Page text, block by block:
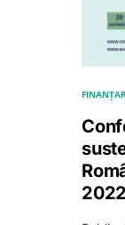
2022